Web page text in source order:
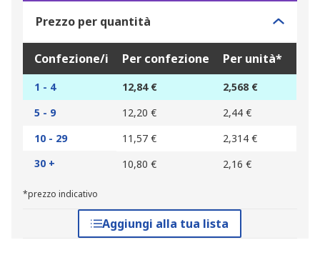
Prezzo per quantità
Confezione/i Per confezione Per unità*
1 - 4 12,84 €
2,568 €
5 - 9
12,20 €
2,44 €
10 - 29
11,57 €
2,314 €
30 +
10,80 € 2,16 €
*prezzo indicativo
Aggiungi alla tua lista